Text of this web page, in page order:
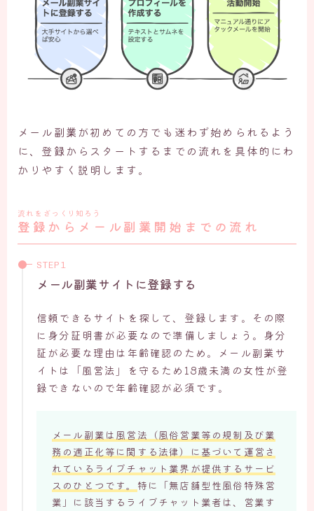
メール副業が初めての方でも迷わず始められるよう
に、登録からスタートするまでの流れを具体的にわ
かりやすく説明します。
流れをざっくり知ろう
登録からメール副業開始までの流れ
メール副業サイトに登録する
信頼できるサイトを探して、登録します。その際
に身分証明書が必要なので準備しましょう。身分
証が必要な理由は年齢確認のため。メール副業サ
イトは「風営法」を守るため18歳未満の女性が登
録できないので年齢確認が必須です。
メール副業は風営法（風俗営業等の規制及び業
務の適正化等に関する法律）に基づいて運営さ
れているライブチャット業界が提供するサービ
スのひとつです。 特に「無店舗型性風俗特殊営
業」に該当するライブチャット業者は、営業す